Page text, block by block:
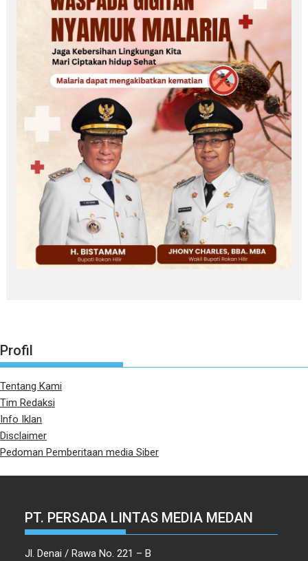
Profil
Tentang Kami
Tim Redaksi
Info Iklan
Disclaimer
Pedoman Pemberitaan media Siber
PT. PERSADA LINTAS MEDIA MEDAN
Jl. Denai / Rawa No. 221 – B